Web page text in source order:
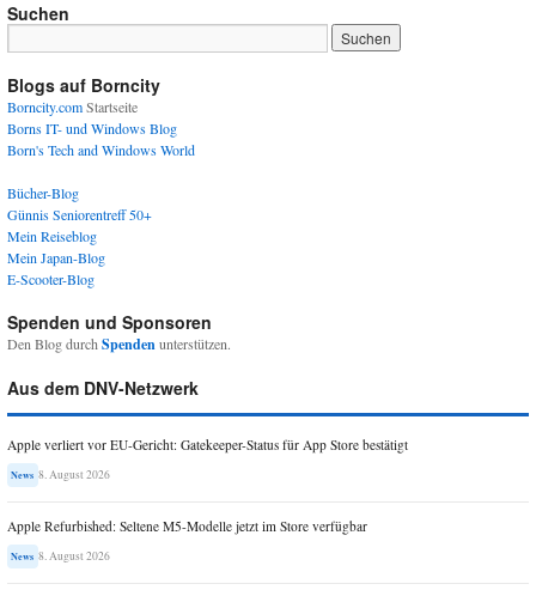
Suchen
Blogs auf Borncity
Borncity.comStartseite
Borns IT- und Windows Blog
Born's Tech and Windows World
Bücher-Blog
Günnis Seniorentreff 50+
Mein Reiseblog
Mein Japan-Blog
E-Scooter-Blog
Spenden und Sponsoren
Den Blog durchSpendenunterstützen.
Aus dem DNV-Netzwerk
Apple verliert vor EU-Gericht: Gatekeeper-Status für App Store bestätigt
News 8. August 2026
Apple Refurbished: Seltene M5-Modelle jetzt im Store verfügbar
News 8. August 2026